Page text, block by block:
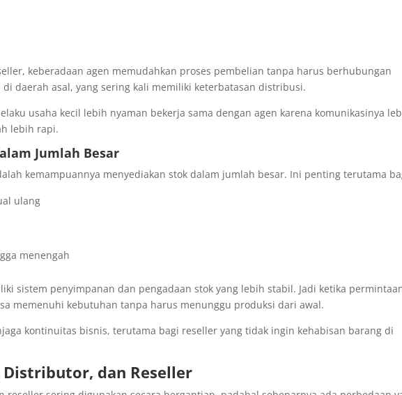
keberadaan agen memudahkan proses pembelian tanpa harus berhubungan
daerah asal, yang sering kali memiliki keterbatasan distribusi.
usaha kecil lebih nyaman bekerja sama dengan agen karena komunikasinya
lebih rapi.
Jumlah Besar
kemampuannya menyediakan stok dalam jumlah besar. Ini penting terutama
ulang
menengah
sistem penyimpanan dan pengadaan stok yang lebih stabil. Jadi ketika
memenuhi kebutuhan tanpa harus menunggu produksi dari awal.
kontinuitas bisnis, terutama bagi reseller yang tidak ingin kehabisan barang di
Distributor, dan Reseller